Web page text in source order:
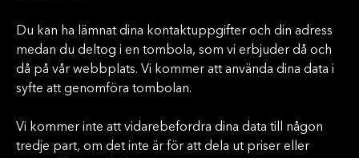
Du kan ha lämnat dina kontaktuppgifter och din adress
medan du deltog i en tombola, som vi erbjuder då och
då på vår webbplats. Vi kommer att använda dina data i
syfte att genomföra tombolan.
Vi kommer inte att vidarebefordra dina data till någon
tredje part, om det inte är för att dela ut priser eller